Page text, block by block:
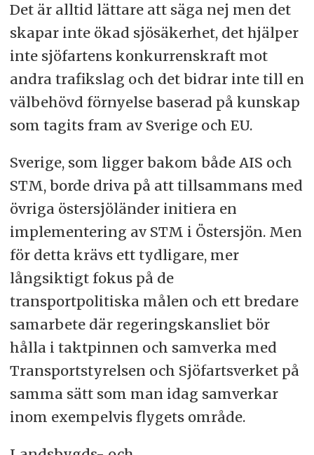
Det är alltid lättare att säga nej men det
skapar inte ökad sjösäkerhet, det hjälper
inte sjöfartens konkurrenskraft mot
andra trafikslag och det bidrar inte till en
välbehövd förnyelse baserad på kunskap
som tagits fram av Sverige och EU.
Sverige, som ligger bakom både AIS och
STM, borde driva på att tillsammans med
övriga östersjöländer initiera en
implementering av STM i Östersjön. Men
för detta krävs ett tydligare, mer
långsiktigt fokus på de
transportpolitiska målen och ett bredare
samarbete där regeringskansliet bör
hålla i taktpinnen och samverka med
Transportstyrelsen och Sjöfartsverket på
samma sätt som man idag samverkar
inom exempelvis flygets område.